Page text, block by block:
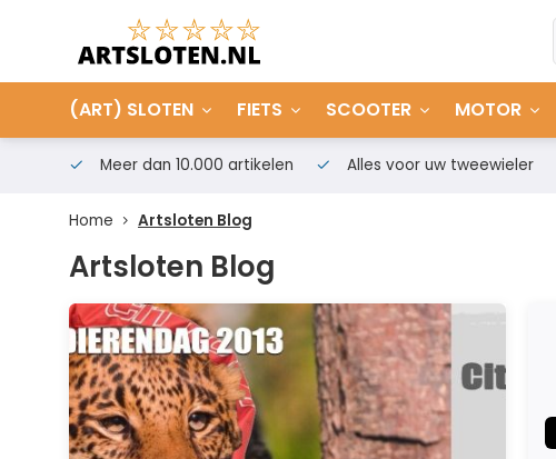
(ART) SLOTEN FIETS SCOOTER MOTOR
Meer dan 10.000 artikelen Alles voor uw tweewieler
Home Artsloten Blog
Artsloten Blog